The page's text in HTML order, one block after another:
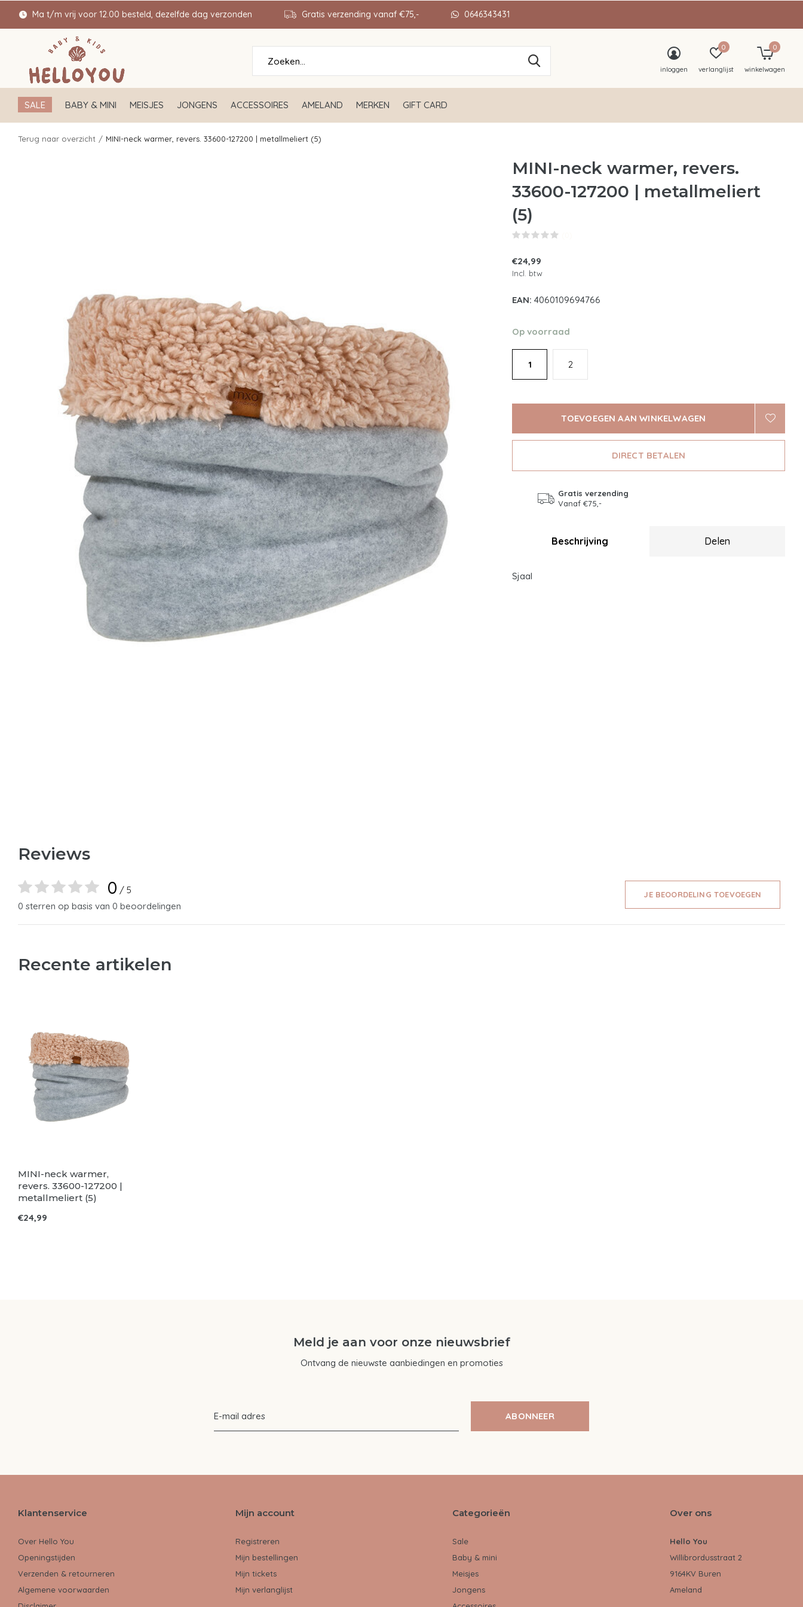
SALE BABY & MINI MEISJES JONGENS ACCESSOIRES AMELAND MERKEN GIFT CARD
inloggen verlanglijst
0
winkelwagen
0
Ma t/m vrij voor 12.00 besteld, dezelfde dag verzonden Gratis verzending vanaf €75,- 0646343431
Terug naar overzicht MINI-neck warmer, revers. 33600-127200 | metallmeliert (5)
MINI-neck warmer, revers.
33600-127200 | metallmeliert
(5)
€24,99
Incl. btw
EAN: 4060109694766
Op voorraad
1 2
TOEVOEGEN AAN WINKELWAGEN
DIRECT BETALEN
Gratis verzending
Vanaf €75,-
Beschrijving Delen
Sjaal
Reviews
0 / 5
0 sterren op basis van 0 beoordelingen
JE BEOORDELING TOEVOEGEN
Recente artikelen
MINI-neck warmer,
revers. 33600-127200 |
metallmeliert (5)
€24,99
Meld je aan voor onze nieuwsbrief
Ontvang de nieuwste aanbiedingen en promoties
ABONNEER
Klantenservice
Over Hello You
Openingstijden
Verzenden & retourneren
Algemene voorwaarden
Mijn account
Registreren
Mijn bestellingen
Mijn tickets
Mijn verlanglijst
Categorieën
Sale
Baby & mini
Meisjes
Jongens
Over ons
Hello You
Willibrordusstraat 2
9164KV Buren
Ameland